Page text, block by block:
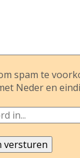
spam te
Neder en